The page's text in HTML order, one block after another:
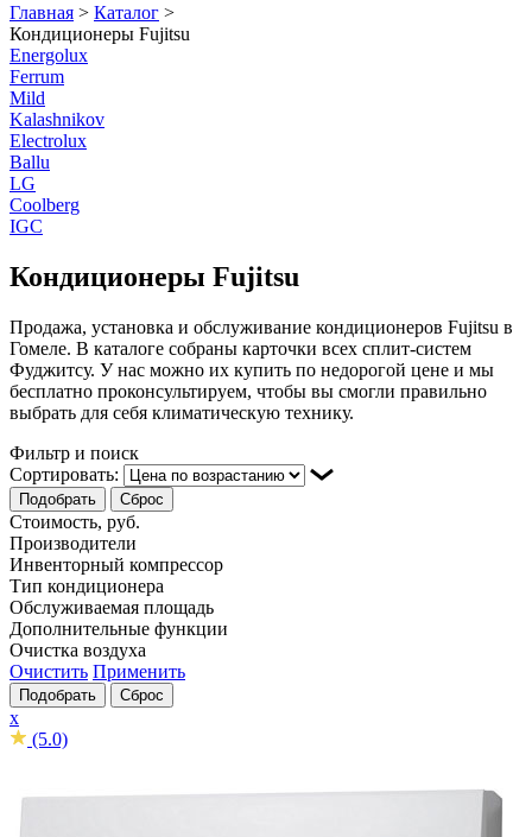
Главная > Каталог >
Кондиционеры Fujitsu
Energolux
Ferrum
Mild
Kalashnikov
Electrolux
Ballu
LG
Coolberg
IGC
Кондиционеры Fujitsu
Продажа, установка и обслуживание кондиционеров Fujitsu в
Гомеле. В каталоге собраны карточки всех сплит-систем
Фуджитсу. У нас можно их купить по недорогой цене и мы
бесплатно проконсультируем, чтобы вы смогли правильно
выбрать для себя климатическую технику.
Фильтр и поиск
Сортировать:
Подобрать Сброс
Стоимость, руб.
Производители
Инвенторный компрессор
Тип кондиционера
Обслуживаемая площадь
Дополнительные функции
Очистка воздуха
Очистить Применить
Подобрать Сброс
x
(5.0)